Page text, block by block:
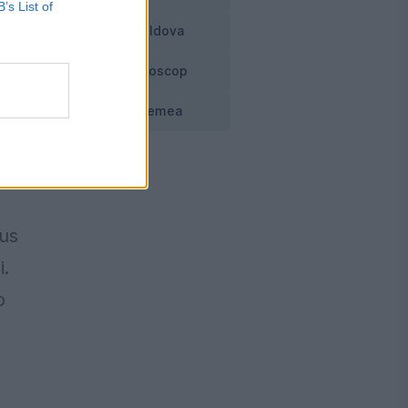
List of
Moldova
Horoscop
Vremea